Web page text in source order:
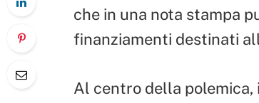
che in una nota stampa
finanziamenti destinati
Al centro della polemica,